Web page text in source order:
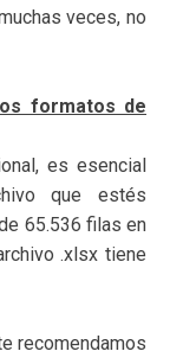
veces, no
formatos de
es esencial
que estés
65.536 filas en
.xlsx tiene
recomendamos